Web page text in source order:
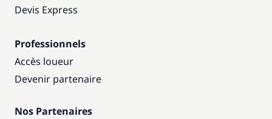
Devis Express
Professionnels
Accès loueur
Devenir partenaire
Nos Partenaires